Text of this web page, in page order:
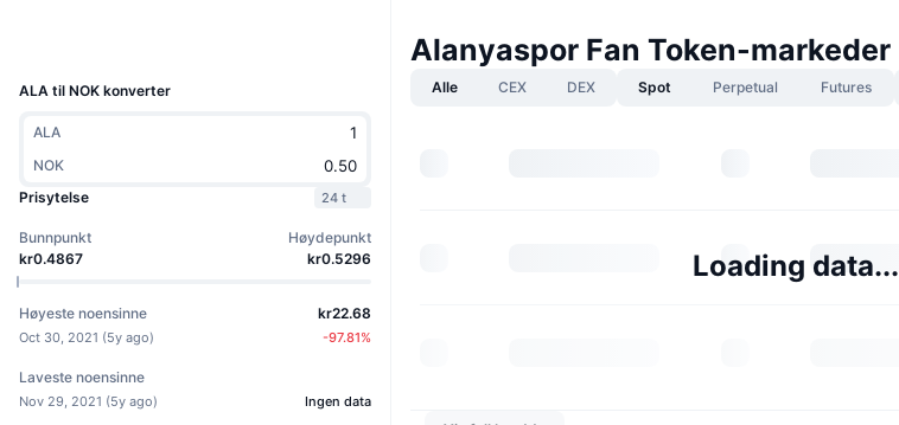
ALA til NOK konverter
ALA
NOK
Prisytelse
24 t
Bunnpunkt
kr0.4867
Høydepunkt
kr0.5296
Høyeste noensinne
Oct 30, 2021 (5y ago)
kr22.68
-97.81%
Laveste noensinne
Nov 29, 2021 (5y ago) Ingen data
Alanyaspor Fan Token-markeder
Alle CEX DEX Spot Perpetual Futures
Loading data...